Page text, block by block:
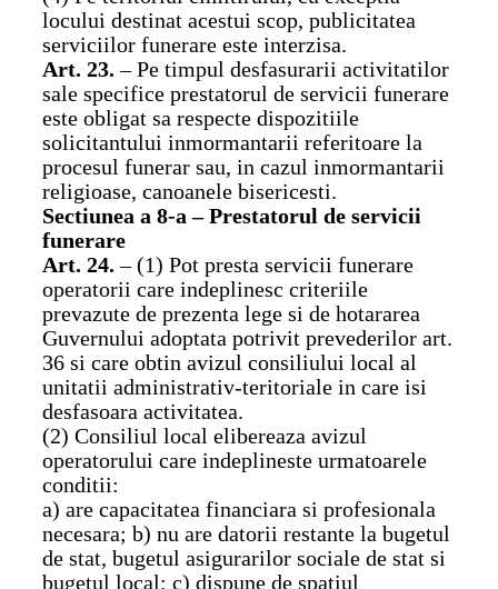
locului destinat acestui scop, publicitatea
serviciilor funerare este interzisa.
Art. 23.– Pe timpul desfasurarii activitatilor
sale specifice prestatorul de servicii funerare
este obligat sa respecte dispozitiile
solicitantului inmormantarii referitoare la
procesul funerar sau, in cazul inmormantarii
religioase, canoanele bisericesti.
Sectiunea a 8-a – Prestatorul de servicii
funerare
Art. 24.– (1) Pot presta servicii funerare
operatorii care indeplinesc criteriile
prevazute de prezenta lege si de hotararea
Guvernului adoptata potrivit prevederilor art.
36 si care obtin avizul consiliului local al
unitatii administrativ-teritoriale in care isi
desfasoara activitatea.
(2) Consiliul local elibereaza avizul
operatorului care indeplineste urmatoarele
conditii:
a) are capacitatea financiara si profesionala
necesara; b) nu are datorii restante la bugetul
de stat, bugetul asigurarilor sociale de stat si
bugetul local; c) dispune de spatiul